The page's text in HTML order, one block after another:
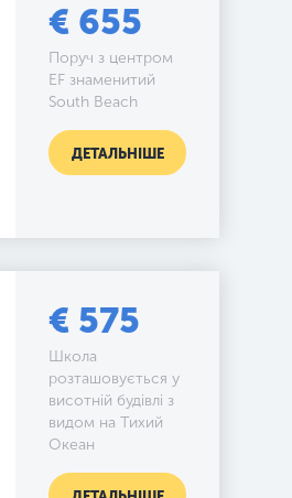
€ 655
Поруч з центром
EF знаменитий
South Beach
ДЕТАЛЬНІШЕ
€ 575
Школа
розташовується у
висотній будівлі з
видом на Тихий
Океан